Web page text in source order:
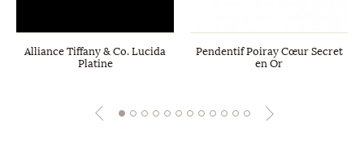
Alliance Tiffany & Co. Lucida
Platine
Pendentif Poiray Cœur Secret
en Or